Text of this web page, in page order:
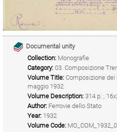
Documental unity
Collection: Monografie
Category: 03. Composizione
Volume Title: Composizione dei
maggio 1932
Volume Description: 314 p. ;
Author: Ferrovie dello Stato
Year: 1932
Volume Code: